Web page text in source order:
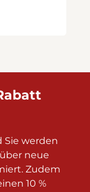
Sie werden
neue
Zudem
10 %